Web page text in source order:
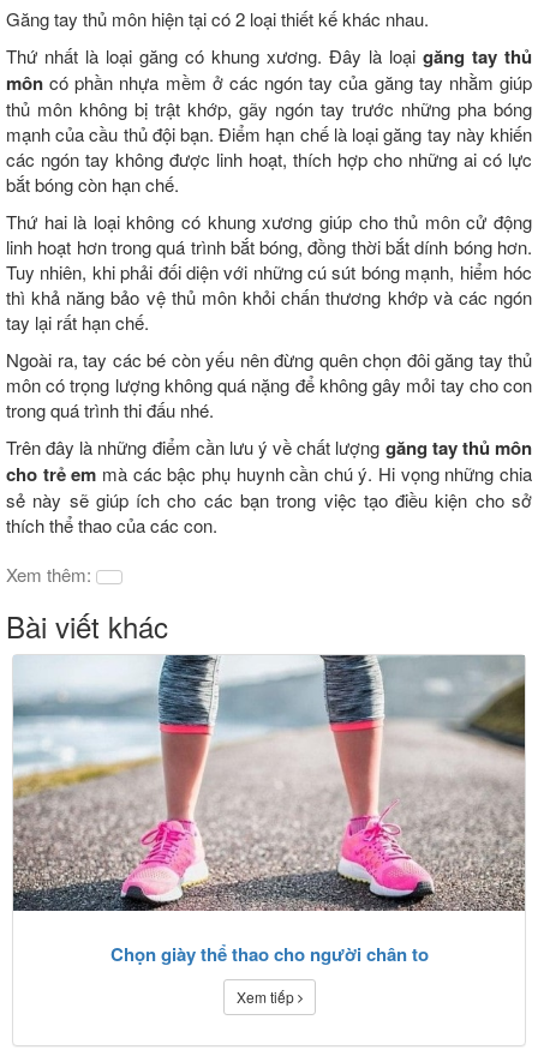
Găng tay thủ môn hiện tại có 2 loại thiết kế khác nhau.
Thứ nhất là loại găng có khung xương. Đây là loại găng tay thủ
môn có phần nhựa mềm ở các ngón tay của găng tay nhằm giúp
thủ môn không bị trật khớp, gãy ngón tay trước những pha bóng
mạnh của cầu thủ đội bạn. Điểm hạn chế là loại găng tay này khiến
các ngón tay không được linh hoạt, thích hợp cho những ai có lực
bắt bóng còn hạn chế.
Thứ hai là loại không có khung xương giúp cho thủ môn cử động
linh hoạt hơn trong quá trình bắt bóng, đồng thời bắt dính bóng hơn.
Tuy nhiên, khi phải đối diện với những cú sút bóng mạnh, hiểm hóc
thì khả năng bảo vệ thủ môn khỏi chấn thương khớp và các ngón
tay lại rất hạn chế.
Ngoài ra, tay các bé còn yếu nên đừng quên chọn đôi găng tay thủ
môn có trọng lượng không quá nặng để không gây mỏi tay cho con
trong quá trình thi đấu nhé.
Trên đây là những điểm cần lưu ý về chất lượng găng tay thủ môn
cho trẻ em mà các bậc phụ huynh cần chú ý. Hi vọng những chia
sẻ này sẽ giúp ích cho các bạn trong việc tạo điều kiện cho sở
thích thể thao của các con.
Xem thêm:
Bài viết khác
Chọn giày thể thao cho người chân to
Xem tiếp